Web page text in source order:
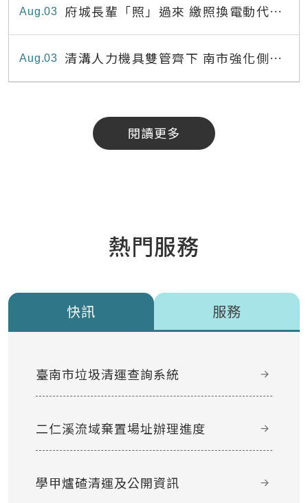
03
Aug
府城長輩「照」過來 繳照換電動代步
最高補助8,000元
03
Aug
清溝人力機具雙管齊下 南市強化側溝
清疏效能
閱讀更多
熱門服務
快訊 服務
臺南市垃圾清運查詢系統
二仁溪流域棄置場址辦理進度
學甲爐碴清運及公開資訊